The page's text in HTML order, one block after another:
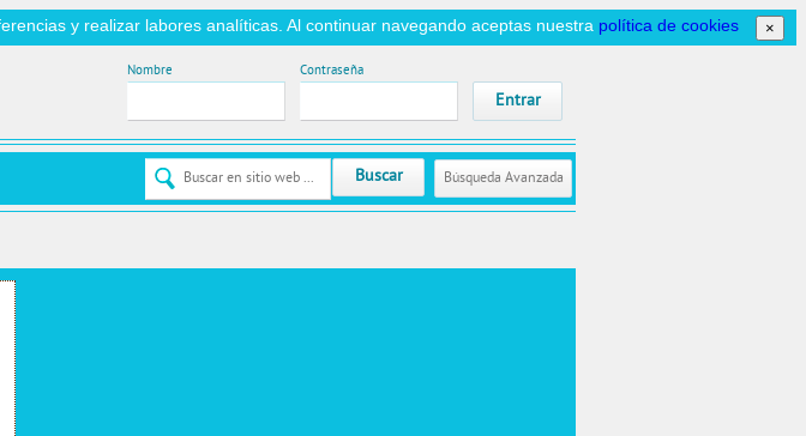
×
y realizar labores analíticas. Al continuar navegando aceptas nuestra política de cookies
Nombre Contraseña
Buscar Búsqueda Avanzada